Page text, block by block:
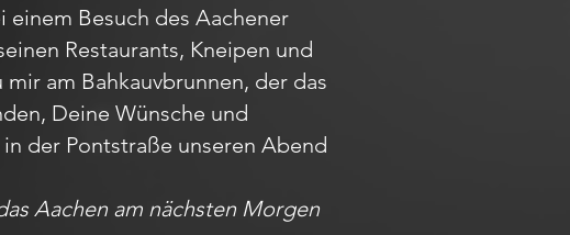
Besuch des Aachener
Restaurants, Kneipen und
am Bahkauvbrunnen, der das
Deine Wünsche und
der Pontstraße unseren Abend
Aachen am nächsten Morgen